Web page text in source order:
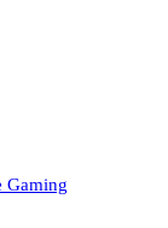
Gaming